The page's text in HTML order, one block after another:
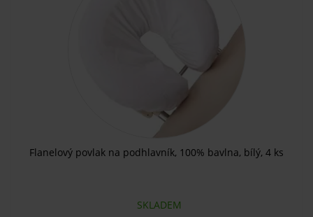
Flanelový povlak na podhlavník, 100% bavlna, bílý, 4 ks
SKLADEM